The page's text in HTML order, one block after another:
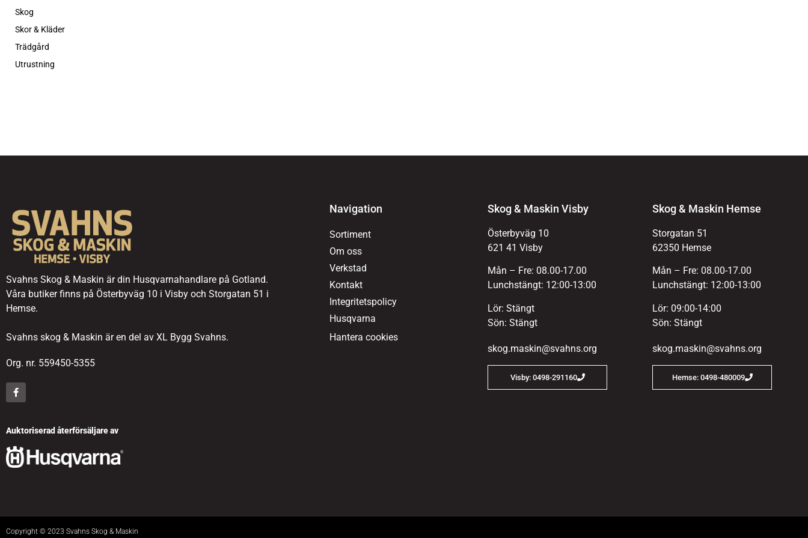
Skog
Skor & Kläder
Trädgård
Utrustning
Svahns Skog & Maskin är din Husqvarnahandlare på Gotland.
Våra butiker finns på Österbyväg 10 i Visby och Storgatan 51 i
Hemse.
Svahns skog & Maskin är en del av XL Bygg Svahns.
Org. nr. 559450-5355
Auktoriserad återförsäljare av
Navigation
Sortiment
Om oss
Verkstad
Kontakt
Integritetspolicy
Husqvarna
Hantera cookies
Skog & Maskin Visby
Österbyväg 10
621 41 Visby
Mån – Fre: 08.00-17.00
Lunchstängt: 12:00-13:00
Lör: Stängt
Sön: Stängt
skog.maskin@svahns.org
Visby: 0498-291160
Skog & Maskin Hemse
Storgatan 51
62350 Hemse
Mån – Fre: 08.00-17.00
Lunchstängt: 12:00-13:00
Lör: 09:00-14:00
Sön: Stängt
skog.maskin@svahns.org
Hemse: 0498-480009
Copyright © 2023 Svahns Skog & Maskin